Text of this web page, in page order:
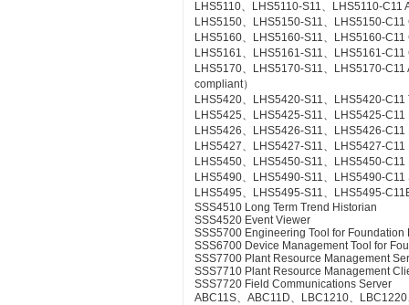
LHS5110、LHS5110-S11、LHS5110-C11
LHS5150、LHS5150-S11、LHS5150-
LHS5160、LHS5160-S11、LHS5160-
LHS5161、LHS5161-S11、LHS5161-
LHS5170、LHS5170-S11、LHS5170-
compliant）
LHS5420、LHS5420-S11、LHS5420-C11
LHS5425、LHS5425-S11、LHS5425-
LHS5426、LHS5426-S11、LHS5426-
LHS5427、LHS5427-S11、LHS5427-
LHS5450、LHS5450-S11、LHS5450-
LHS5490、LHS5490-S11、LHS5490-
LHS5495、LHS5495-S11、LHS5495-
SSS4510 Long Term Trend Historian
SSS4520 Event Viewer
SSS5700 Engineering Tool for Foundation
SSS6700 Device Management Tool for
SSS7700 Plant Resource Management
SSS7710 Plant Resource Management
SSS7720 Field Communications Server
ABC11S、ABC11D、LBC1210、